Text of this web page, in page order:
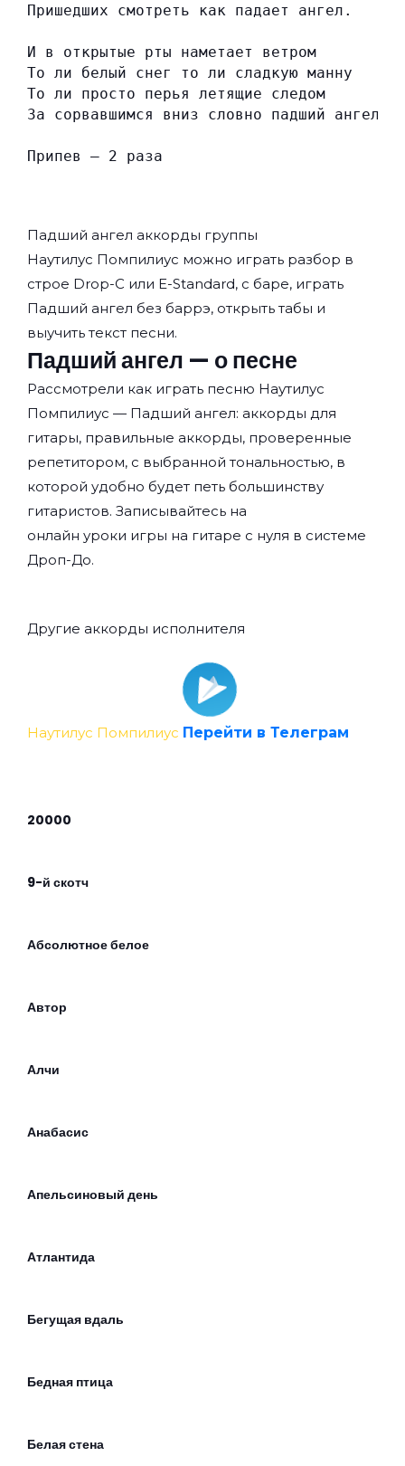
Пришедших смотреть как падает ангел.
И в открытые рты наметает ветром
То ли белый снег то ли сладкую манну
То ли просто перья летящие следом
За сорвавшимся вниз словно падший ангел.
Припев — 2 раза
Падший ангел аккорды группы
Наутилус Помпилиус можно играть разбор в
строе Drop-C или E-Standard, с баре, играть
Падший ангел без баррэ, открыть табы и
выучить текст песни.
Падший ангел — о песне
Рассмотрели как играть песню Наутилус
Помпилиус — Падший ангел: аккорды для
гитары, правильные аккорды, проверенные
репетитором, с выбранной тональностью, в
которой удобно будет петь большинству
гитаристов. Записывайтесь на
онлайн уроки игры на гитаре с нуля в системе
Дроп-До.
Другие аккорды исполнителя
Наутилус Помпилиус Перейти в Телеграм
20000
9-й скотч
Абсолютное белое
Автор
Алчи
Анабасис
Апельсиновый день
Атлантида
Бегущая вдаль
Бедная птица
Белая стена